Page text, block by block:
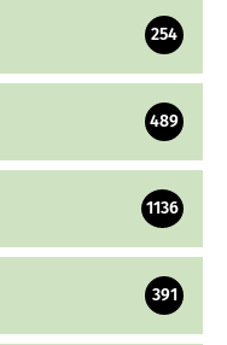
254
489
1136
391